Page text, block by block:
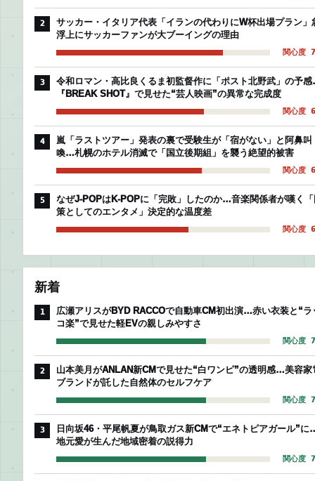
2
サッカー・イタリア代表「イランの代わりにW杯出場プラン」
浮上にサッカーファンが大ブーイングの理由
関心度
3
令和ロマン・高比良くるま初監督作に「ポスト北野武」の予
『BREAK SHOT』で見せた“芸人映画”の異常な完成度
関心度
4
嵐「ラストツアー」発表の裏で受験生が「宿がない」と阿鼻叫
喚…札幌のホテル消滅で「国立後期組」を襲う絶望的被害
関心度
5
なぜJ-POPはK-POPに「完敗」したのか…音楽関係者が嘆く
策としてのエンタメ」決定的な温度差
関心度
新着
1
広瀬アリスがBYD RACCOで自動車CM初出演…赤い衣装と“ラ
コ楽”で見せた軽EVの親しみやすさ
関心度
2
山本美月がANLAN新CMで見せた“白ワンピ”の透明感…美容家
ブランドが託した自然体のセルフケア
関心度
3
日向坂46・平尾帆夏が鳥取ガス新CMで“エネトピアガール”に
地元愛が生んだ地域密着の説得力
関心度